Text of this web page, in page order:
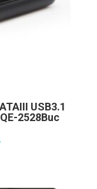
USB3.1
2528Buc